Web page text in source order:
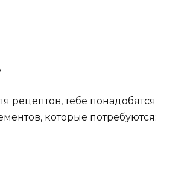
рецептов, тебе понадобятся
которые потребуются: